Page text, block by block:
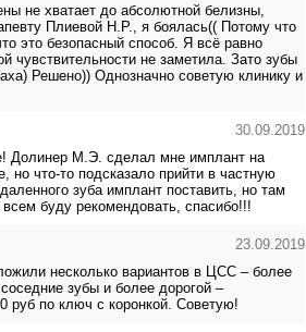
не хватает до абсолютной белизны,
Плиевой Н.Р., я боялась(( Потому что
это безопасный способ. Я всё равно
не заметила. Зато зубы
Решено)) Однозначно советую клинику и
30.09.2019
Долинер М.Э. сделал мне имплант на
но что-то подсказало прийти в частную
зуба имплант поставить, но там
буду рекомендовать, спасибо!!!
23.09.2019
несколько вариантов в ЦСС – более
зубы и более дорогой –
руб по ключ с коронкой. Советую!